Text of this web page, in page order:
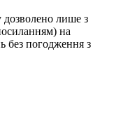
дозволено лише з
на
без погодження з